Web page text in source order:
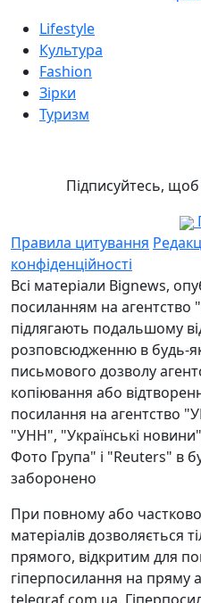
Lifestyle
Культура
Fashion
Зірки
Туризм
Підписуйтесь, щоб
Правила цитування
конфіденційності
Всі матеріали Bignews,
посиланням на агентство
підлягають подальшому
розповсюдженню в будь-
письмового дозволу
копіювання або
посилання на агентство
"УНН", "Українські
Фото Група" і "Reuters" в
заборонено
При повному або
матеріалів дозволяється
прямого, відкритим для
гіперпосилання на пряму